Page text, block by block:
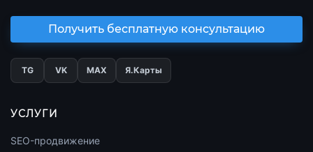
Получить бесплатную консультацию
TG VK МАХ Я.Карты
УСЛУГИ
SEO-продвижение